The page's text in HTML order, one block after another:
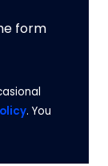
form
. You